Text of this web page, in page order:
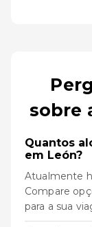
sobre
Quantos
em León?
Atualmente
Compare
para a sua